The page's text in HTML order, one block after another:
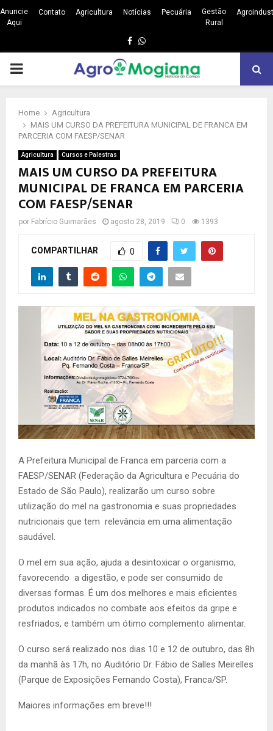
Anuncie
Aqui
Contato Agricultura Notícias Pecuária
Gestão
Rural
Facebook
Whatsapp
PRIMARY
Home
Agricultura
MAIS UM CURSO DA PREFEITURA MUNICIPAL DE FRANCA EM
PARCERIA COM FAESP/SENAR
Agricultura Cursos e Palestras
MAIS UM CURSO DA PREFEITURA
MUNICIPAL DE FRANCA EM PARCERIA
COM FAESP/SENAR
por Fabrício Guimarães agosto 28, 2019 0 1393
COMPARTILHAR 0
A Prefeitura Municipal de Franca em parceria com a
FAESP/SENAR (Federação da Agricultura e Pecuária do
Estado de São Paulo), realizarão um curso sobre
utilização do mel na gastronomia e suas propriedades
nutricionais que tem relevância em uma alimentação
saudável.
O mel em sua ação, ajuda a desintoxicar o organismo,
favorecendo a digestão, e pode ser consumido de
diversas formas. É um dos melhores e mais eficientes
produtos indicados no combate aos efeitos da gripe e
resfriados, e também um ótimo complemento alimentar.
O curso será realizado nos dias 10 e 12 de outubro, das 8h
da manhã às 17h, no Auditório Dr. Fábio de Salles Meirelles
(Parque de Exposições Fernando Costa), Franca/SP.
Maiores informações em breve!!!